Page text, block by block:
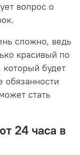
вопрос о
сложно, ведь
красивый по
будет
стать
24 часа в